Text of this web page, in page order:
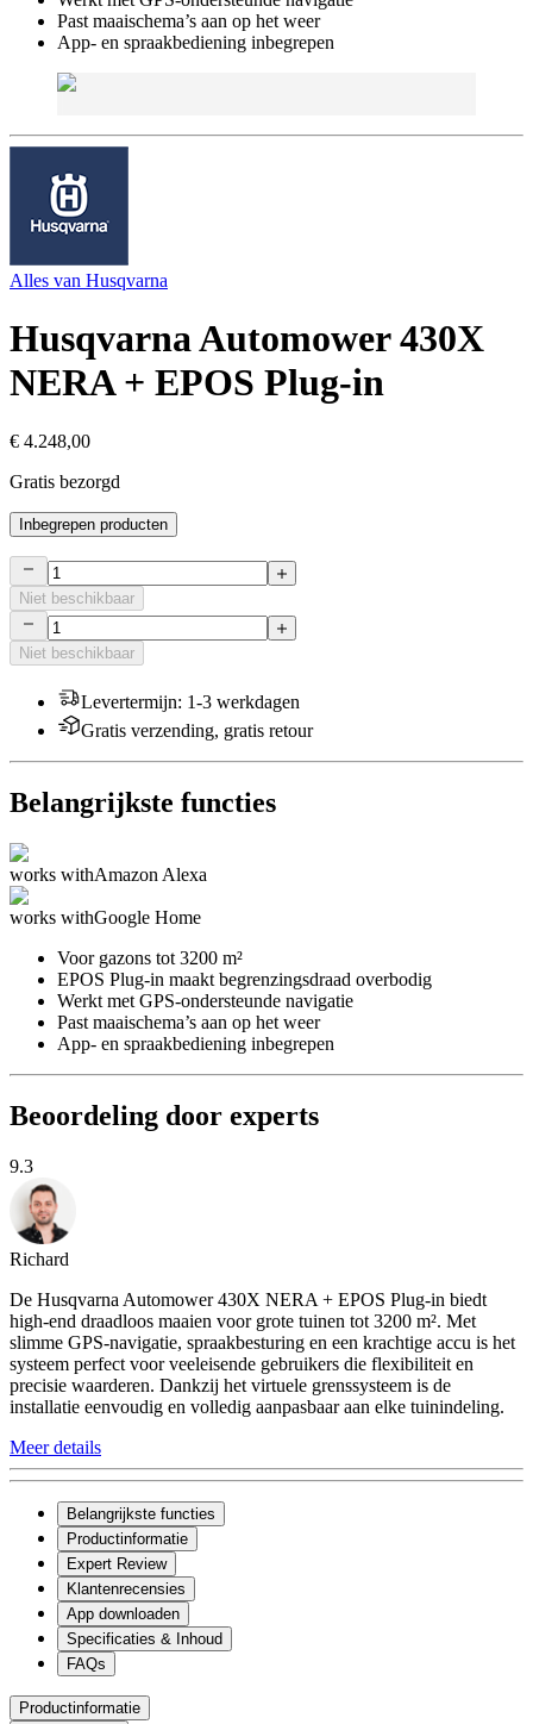
Past maaischema’s aan op het weer
App- en spraakbediening inbegrepen
Alles van Husqvarna
Husqvarna Automower 430X
NERA + EPOS Plug-in
€ 4.248,00
Gratis bezorgd
Inbegrepen producten
Niet beschikbaar
Niet beschikbaar
Levertermijn: 1-3 werkdagen
Gratis verzending, gratis retour
Belangrijkste functies
works withAmazon Alexa
works withGoogle Home
Voor gazons tot 3200 m²
EPOS Plug-in maakt begrenzingsdraad overbodig
Werkt met GPS-ondersteunde navigatie
Past maaischema’s aan op het weer
App- en spraakbediening inbegrepen
Beoordeling door experts
9.3
Richard
De Husqvarna Automower 430X NERA + EPOS Plug-in biedt
high-end draadloos maaien voor grote tuinen tot 3200 m². Met
slimme GPS-navigatie, spraakbesturing en een krachtige accu is het
systeem perfect voor veeleisende gebruikers die flexibiliteit en
precisie waarderen. Dankzij het virtuele grenssysteem is de
installatie eenvoudig en volledig aanpasbaar aan elke tuinindeling.
Meer details
Belangrijkste functies
Productinformatie
Expert Review
Klantenrecensies
App downloaden
Specificaties & Inhoud
FAQs
Productinformatie